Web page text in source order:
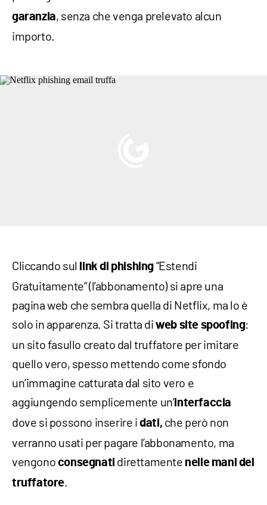
garanzia, senza che venga prelevato alcun
importo.
Cliccando sul link di phishing “Estendi
Gratuitamente” (l’abbonamento) si apre una
pagina web che sembra quella di Netflix, ma lo è
solo in apparenza. Si tratta diweb site spoofing:
un sito fasullo creato dal truffatore per imitare
quello vero, spesso mettendo come sfondo
un’immagine catturata dal sito vero e
aggiungendo semplicemente un’interfaccia
dove si possono inserire idati, che però non
verranno usati per pagare l’abbonamento, ma
vengono consegnati direttamente nelle mani del
truffatore.